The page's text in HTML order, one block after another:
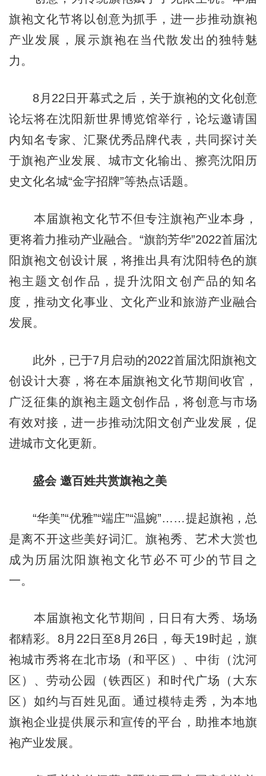
旗袍文化节将以创意为抓手，进一步推动旗袍
产业发展，展示旗袍在当代散发出的独特魅
力。
8月22日开幕式之后，关于旗袍的文化创意
论坛将在沈阳新世界博览馆举行，论坛邀请国
内知名专家、汇聚优秀品牌代表，共同探讨关
于旗袍产业发展、城市文化输出、擦亮沈阳历
史文化名城“金字招牌”等热点话题。
本届旗袍文化节不但专注旗袍产业本身，
更将着力推动产业融合。“旗韵芳华”2022首届沈
阳旗袍文创设计展，将推出具有沈阳特色的旗
袍主题文创作品，提升沈阳文创产品的知名
度，推动文化事业、文化产业和旅游产业融合
发展。
此外，已于7月启动的2022首届沈阳旗袍文
创设计大赛，将在本届旗袍文化节期间收官，
广泛征集的旗袍主题文创作品，将创意与市场
有效对接，进一步推动沈阳文创产业发展，促
进城市文化更新。
盛会 邀百姓共赏旗袍之美
“华美”“优雅”“端庄”“温婉”……提起旗袍，总
是离不开这些美好词汇。旗袍秀、艺术大赏也
成为历届沈阳旗袍文化节必不可少的节目之
一。
本届旗袍文化节期间，日日有大秀、场场
都精彩。8月22日至8月 26日，每天19时起，旗
袍城市秀将在北市场（和平区）、中街（沈河
区）、劳动公园（铁西区）和时代广场（大东
区）如约与百姓见面。通过模特走秀，为本地
旗袍企业提供展示和宣传的平台，助推本地旗
袍产业发展。